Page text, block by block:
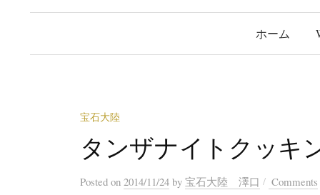
ホーム
宝石大陸
タンザナイトクッキ
Posted on 2014/11/24 by 宝石大陸 澤口 / Comments